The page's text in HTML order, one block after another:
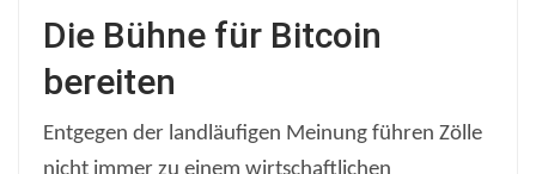
Die Bühne für Bitcoin
bereiten
Entgegen der landläufigen Meinung führen Zölle